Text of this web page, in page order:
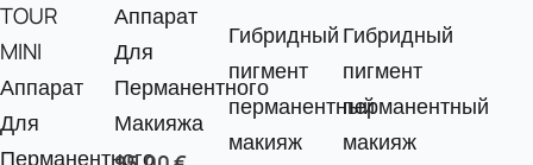
TOUR
MINI
Аппарат
Для
Перманентного
Аппарат
Для
Перманентного
Макияжа
Гибридный
пигмент
перманентный
макияж
Гибридный
пигмент
перманентный
макияж